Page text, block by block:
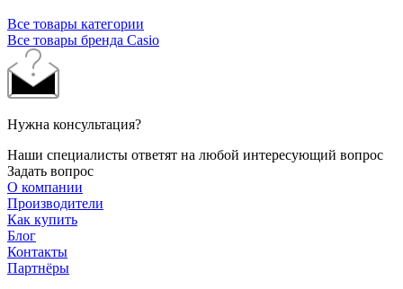
Все товары категории
Все товары бренда Casio
Нужна консультация?
Наши специалисты ответят на любой интересующий вопрос
Задать вопрос
О компании
Производители
Как купить
Блог
Контакты
Партнёры